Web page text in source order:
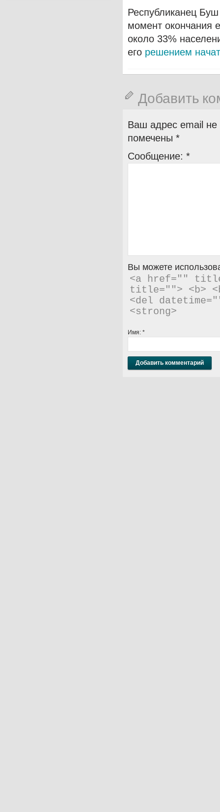
Республиканец
момент окончания
около 33%
его решением
Добавить
Ваш адрес email не
помечены *
Сообщение: *
Вы можете
<a href=""
title=""> <b>
<del
<strong>
Имя: *